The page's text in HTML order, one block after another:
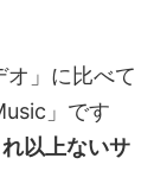
」に比べて
」です
以上ないサ